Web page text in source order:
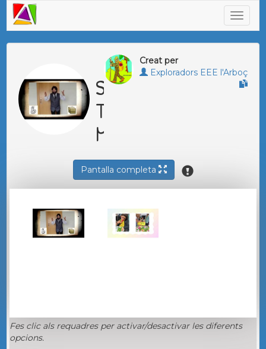
Creat per
Exploradors EEE l'Arboç
SETMANA
TEMÀTICA
MAIG 26
Pantalla completa
Fes clic als requadres per activar/desactivar les diferents
opcions.